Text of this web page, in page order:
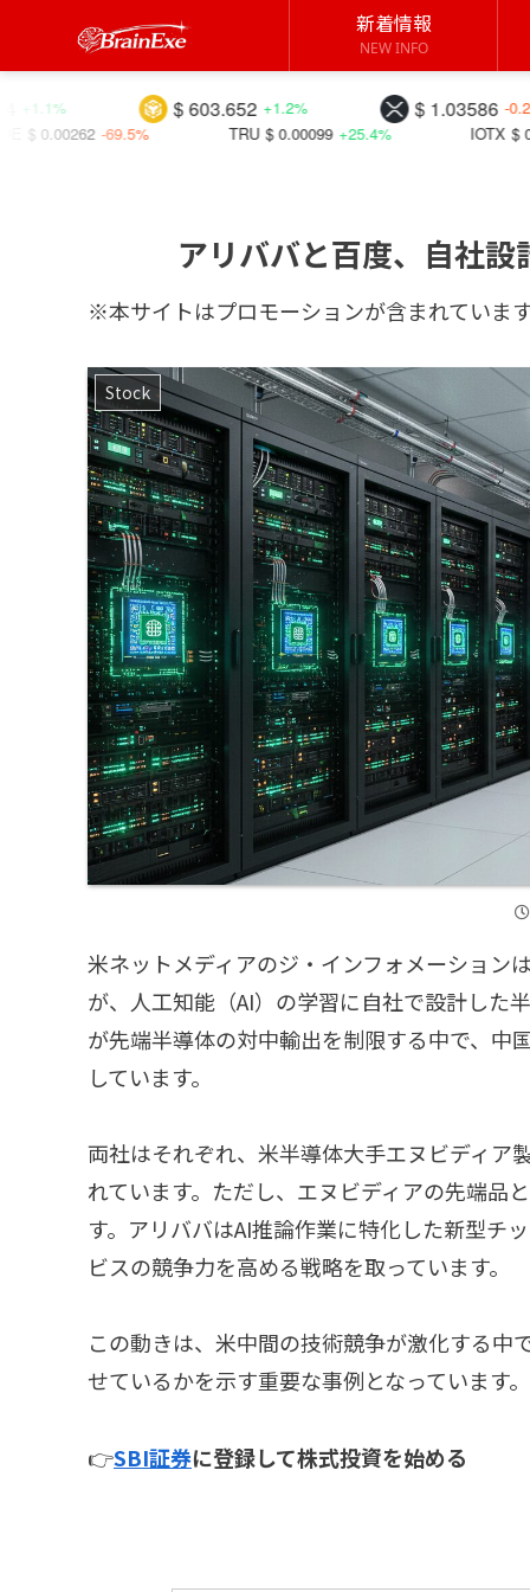
新着情報
NEW INFO
$ 1.03586 -0.2%
$ 603.652 +1.2%
IOTX $ 0.00301 +25.6%
TRU $ 0.00099 +25.4%
アリババと百度、自社
※本サイトはプロモーションが含まれていま
Stock
米ネットメディアのジ・インフォメーション
が、人工知能（AI）の学習に自社で設計した
が先端半導体の対中輸出を制限する中で、中
しています。
両社はそれぞれ、米半導体大手エヌビディア
れています。ただし、エヌビディアの先端品
す。アリババはAI推論作業に特化した新型チ
ビスの競争力を高める戦略を取っています。
この動きは、米中間の技術競争が激化する中
せているかを示す重要な事例となっています。
👉SBI証券に登録して株式投資を始める